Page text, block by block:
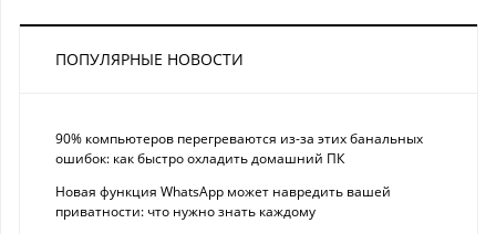
ПОПУЛЯРНЫЕ НОВОСТИ
90% компьютеров перегреваются из-за этих банальных
ошибок: как быстро охладить домашний ПК
Новая функция WhatsApp может навредить вашей
приватности: что нужно знать каждому